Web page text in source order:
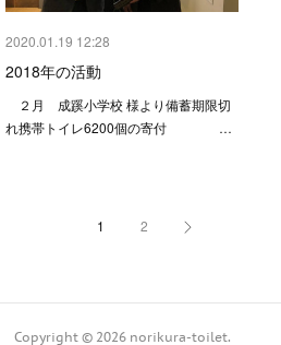
2020.01.19 12:28
2018年の活動
２月 成蹊小学校 様より備蓄期限切
れ携帯トイレ6200個の寄付 …
1 2
Copyright © 2026 norikura-toilet.